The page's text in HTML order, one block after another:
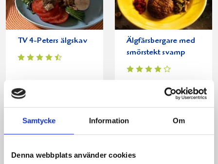
Samtycke Information Om
Denna webbplats använder cookies
TV 4-Peters älgskav
Älgfärsbergare med
smörstekt svamp